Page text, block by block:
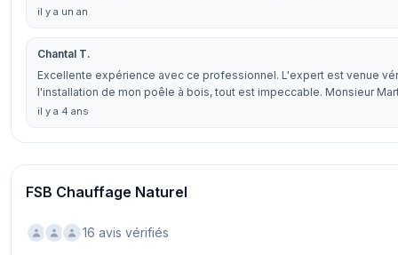
il y a un an
Chantal T.
Excellente expérience avec ce professionnel. L'expert est venue
l'installation de mon poêle à bois, tout est impeccable. Monsieur
il y a 4 ans
FSB Chauffage Naturel
16 avis vérifiés